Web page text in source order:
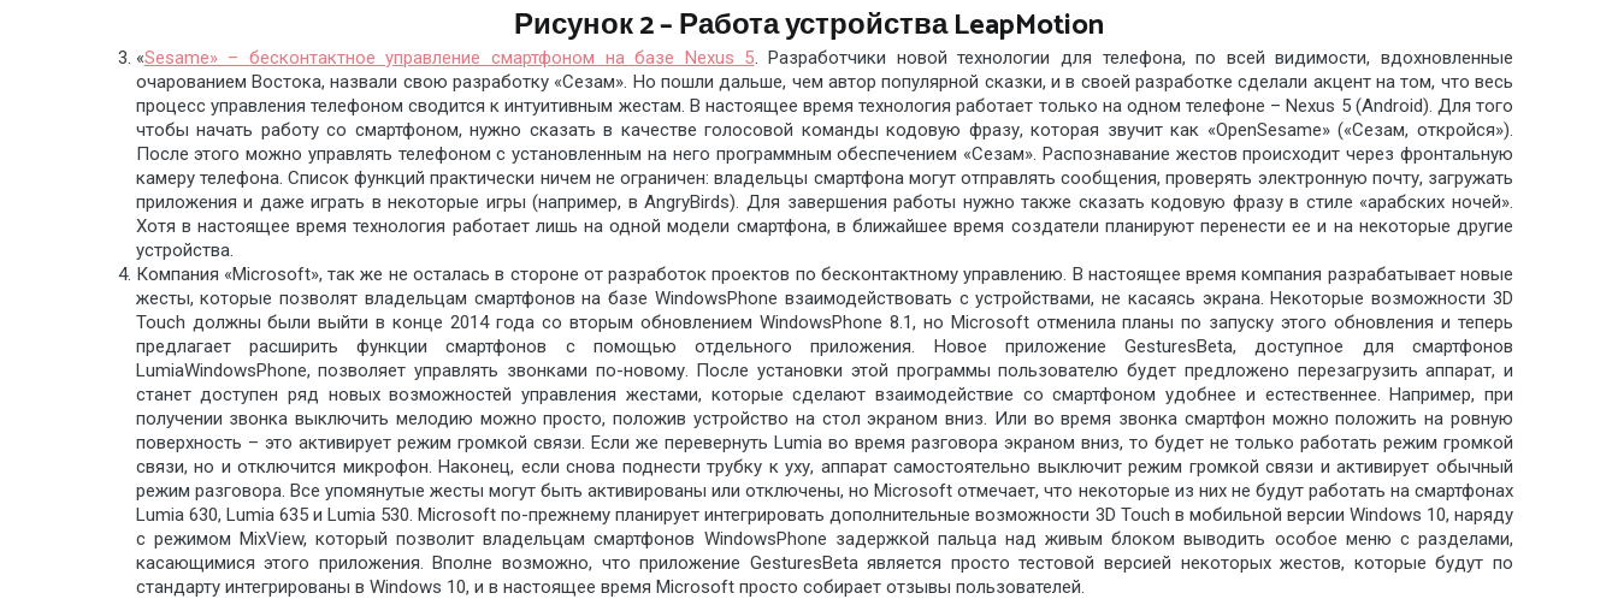
Рисунок 2 – Работа устройства LeapMotion
«Sesame» – бесконтактное управление смартфоном на базе Nexus 5. Разработчики новой технологии для телефона, по всей видимости, вдохновленные
очарованием Востока, назвали свою разработку «Сезам». Но пошли дальше, чем автор популярной сказки, и в своей разработке сделали акцент на том, что весь
процесс управления телефоном сводится к интуитивным жестам. В настоящее время технология работает только на одном телефоне – Nexus 5 (Android). Для того
чтобы начать работу со смартфоном, нужно сказать в качестве голосовой команды кодовую фразу, которая звучит как «OpenSesame» («Сезам, откройся»).
После этого можно управлять телефоном с установленным на него программным обеспечением «Сезам». Распознавание жестов происходит через фронтальную
камеру телефона. Список функций практически ничем не ограничен: владельцы смартфона могут отправлять сообщения, проверять электронную почту, загружать
приложения и даже играть в некоторые игры (например, в AngryBirds). Для завершения работы нужно также сказать кодовую фразу в стиле «арабских ночей».
Хотя в настоящее время технология работает лишь на одной модели смартфона, в ближайшее время создатели планируют перенести ее и на некоторые другие
устройства.
Компания «Microsoft», так же не осталась в стороне от разработок проектов по бесконтактному управлению. В настоящее время компания разрабатывает новые
жесты, которые позволят владельцам смартфонов на базе WindowsPhone взаимодействовать с устройствами, не касаясь экрана. Некоторые возможности 3D
Touch должны были выйти в конце 2014 года со вторым обновлением WindowsPhone 8.1, но Microsoft отменила планы по запуску этого обновления и теперь
предлагает расширить функции смартфонов с помощью отдельного приложения. Новое приложение GesturesBeta, доступное для смартфонов
LumiaWindowsPhone, позволяет управлять звонками по-новому. После установки этой программы пользователю будет предложено перезагрузить аппарат, и
станет доступен ряд новых возможностей управления жестами, которые сделают взаимодействие со смартфоном удобнее и естественнее. Например, при
получении звонка выключить мелодию можно просто, положив устройство на стол экраном вниз. Или во время звонка смартфон можно положить на ровную
поверхность – это активирует режим громкой связи. Если же перевернуть Lumia во время разговора экраном вниз, то будет не только работать режим громкой
связи, но и отключится микрофон. Наконец, если снова поднести трубку к уху, аппарат самостоятельно выключит режим громкой связи и активирует обычный
режим разговора. Все упомянутые жесты могут быть активированы или отключены, но Microsoft отмечает, что некоторые из них не будут работать на смартфонах
Lumia 630, Lumia 635 и Lumia 530. Microsoft по-прежнему планирует интегрировать дополнительные возможности 3D Touch в мобильной версии Windows 10, наряду
с режимом MixView, который позволит владельцам смартфонов WindowsPhone задержкой пальца над живым блоком выводить особое меню с разделами,
касающимися этого приложения. Вполне возможно, что приложение GesturesBeta является просто тестовой версией некоторых жестов, которые будут по
стандарту интегрированы в Windows 10, и в настоящее время Microsoft просто собирает отзывы пользователей.